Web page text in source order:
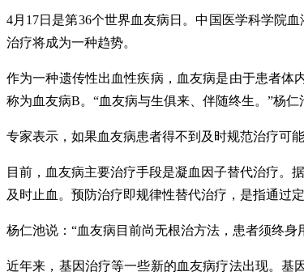
4月17日是第36个世界血友病日。中国医学科学院
治疗将成为一种趋势。
作为一种遗传性出血性疾病，血友病是由于患者
称为血友病B。“血友病与生俱来、伴随终生。”杨仁
专家表示，如果血友病患者得不到及时规范治疗可
目前，血友病主要治疗手段是凝血因子替代治疗。
及时止血。预防治疗即规律性替代治疗，是指通过
杨仁池说：“血友病目前尚无根治方法，患者须终身
近年来，基因治疗等一些新的血友病疗法出现。